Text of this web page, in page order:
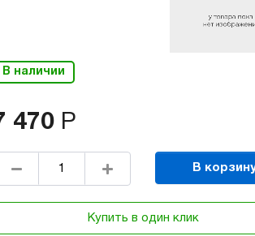
В наличии
470 Р
В
Купить в один клик